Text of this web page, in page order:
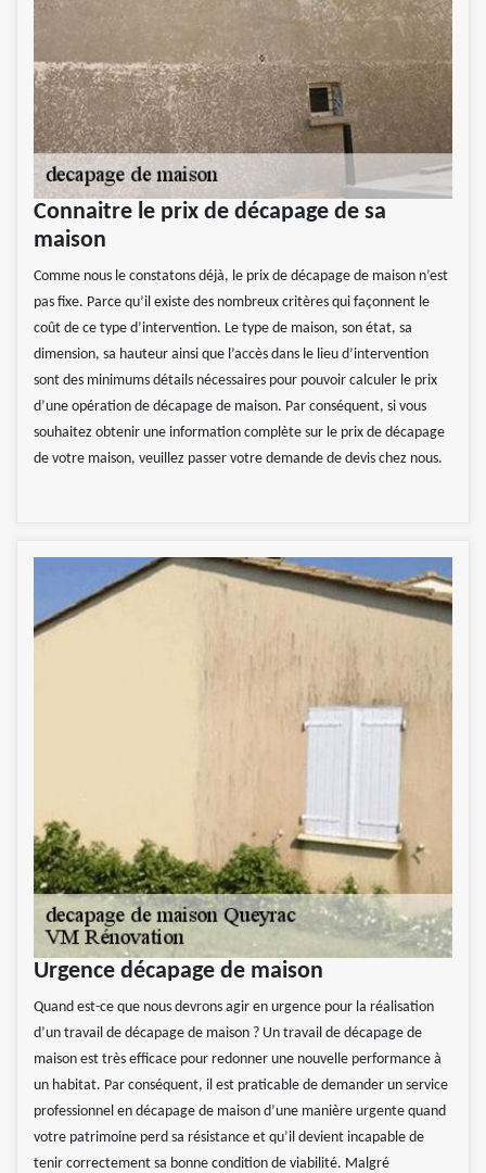
Connaitre le prix de décapage de sa
maison
Comme nous le constatons déjà, le prix de décapage de maison n’est
pas fixe. Parce qu’il existe des nombreux critères qui façonnent le
coût de ce type d’intervention. Le type de maison, son état, sa
dimension, sa hauteur ainsi que l’accès dans le lieu d’intervention
sont des minimums détails nécessaires pour pouvoir calculer le prix
d’une opération de décapage de maison. Par conséquent, si vous
souhaitez obtenir une information complète sur le prix de décapage
de votre maison, veuillez passer votre demande de devis chez nous.
Urgence décapage de maison
Quand est-ce que nous devrons agir en urgence pour la réalisation
d’un travail de décapage de maison ? Un travail de décapage de
maison est très efficace pour redonner une nouvelle performance à
un habitat. Par conséquent, il est praticable de demander un service
professionnel en décapage de maison d’une manière urgente quand
votre patrimoine perd sa résistance et qu’il devient incapable de
tenir correctement sa bonne condition de viabilité. Malgré